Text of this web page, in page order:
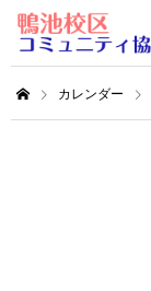
カレンダー